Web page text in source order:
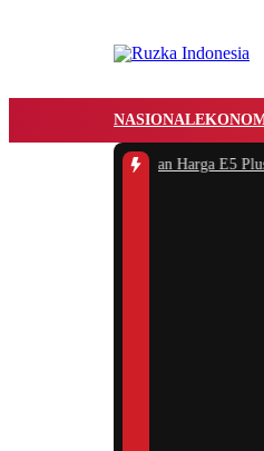
NASIONAL
Resmi Umumkan Harga E5 Plus